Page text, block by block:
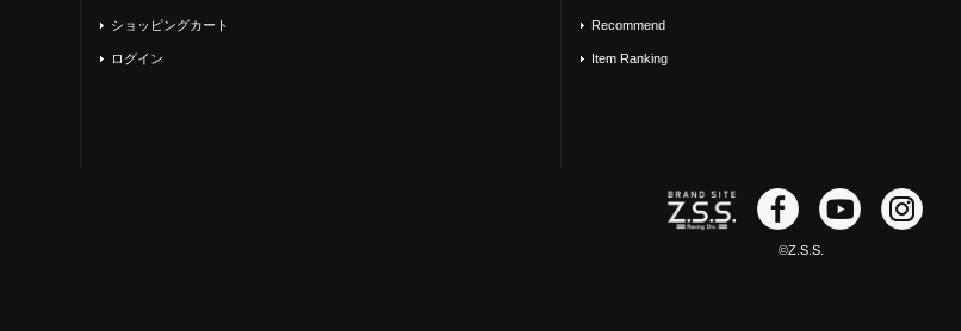
ショッピングカート
ログイン
Recommend
Item Ranking
©Z.S.S.